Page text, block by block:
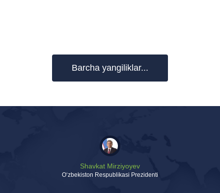
Barcha yangiliklar...
Shavkat Mirziyoyev
Oʻzbekiston Respublikasi Prezidenti